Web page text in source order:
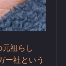
祖らし
ー社という